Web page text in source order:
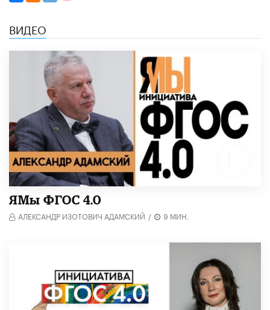
ВИДЕО
​ЯМы ФГОС 4.0
АЛЕКСАНДР ИЗОТОВИЧ АДАМСКИЙ / 9 МИН.